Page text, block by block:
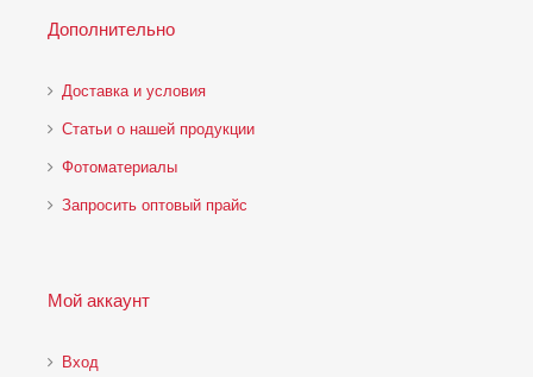
Дополнительно
Доставка и условия
Статьи о нашей продукции
Фотоматериалы
Запросить оптовый прайс
Мой аккаунт
Вход